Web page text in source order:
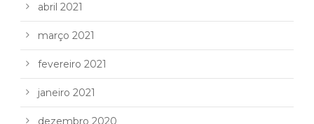
abril 2021
março 2021
fevereiro 2021
janeiro 2021
dezembro 2020